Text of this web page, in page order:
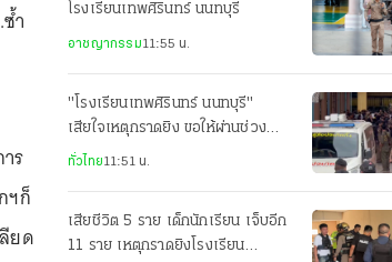
ำ
ร
ฯก็
ยด
โรงเรียนเทพศิรินทร์ นนทบุรี
อาชญากรรม11:55 น.
"โรงเรียนเทพศิรินทร์ นนทบุรี"
เสียใจเหตุกราดยิง ขอให้ผ่านช่วง
เวลานี้ไปด้วยกัน
ทั่วไทย11:51 น.
เสียชีวิต 5 ราย เด็กนักเรียน เจ็บอีก
11 ราย เหตุกราดยิงโรงเรียน